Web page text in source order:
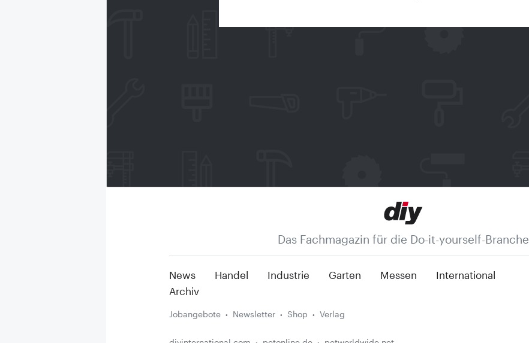
Das Fachmagazin für die Do-it-yourself-Branche
News Handel Industrie Garten Messen
International
Archiv
Jobangebote Newsletter Shop Verlag